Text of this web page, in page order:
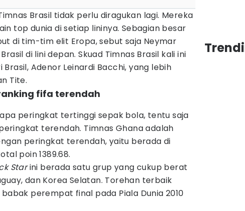
Brasil tidak perlu diragukan lagi. Mereka
top dunia di setiap lininya. Sebagian besar
di tim-tim elit Eropa, sebut saja Neymar
di lini depan. Skuad Timnas Brasil kali ini
Adenor Leinardi Bacchi, yang lebih
Tite.
fifa terendah
peringkat tertinggi sepak bola, tentu saja
terendah. Timnas Ghana adalah
peringkat terendah, yaitu berada di
poin 1389.68.
Starini berada satu grup yang cukup berat
dan Korea Selatan. Torehan terbaik
perempat final pada Piala Dunia 2010